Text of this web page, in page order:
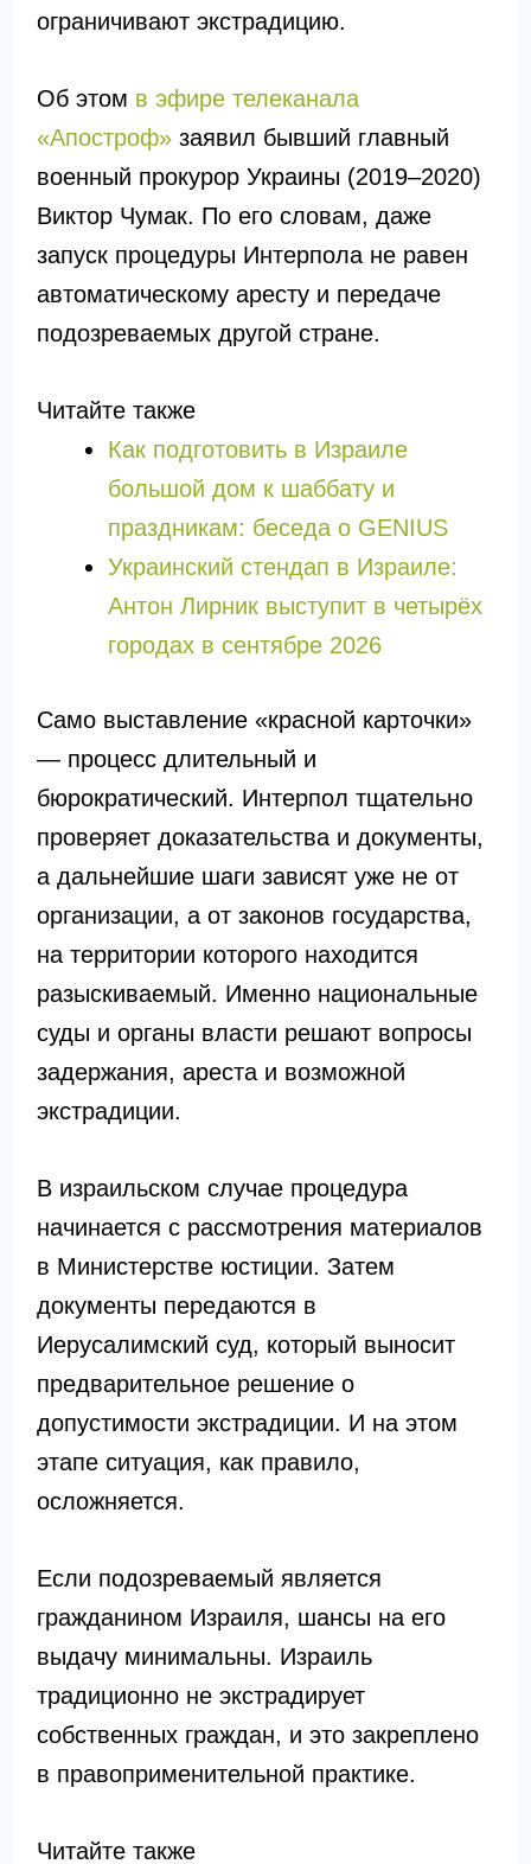
ограничивают экстрадицию.
Об этом в эфире телеканала
«Апостроф»заявил бывший главный
военный прокурор Украины (2019–2020)
Виктор Чумак. По его словам, даже
запуск процедуры Интерпола не равен
автоматическому аресту и передаче
подозреваемых другой стране.
Читайте также
Как подготовить в Израиле
большой дом к шаббату и
праздникам: беседа о GENIUS
Украинский стендап в Израиле:
Антон Лирник выступит в четырёх
городах в сентябре 2026
Само выставление «красной карточки»
— процесс длительный и
бюрократический. Интерпол тщательно
проверяет доказательства и документы,
а дальнейшие шаги зависят уже не от
организации, а от законов государства,
на территории которого находится
разыскиваемый. Именно национальные
суды и органы власти решают вопросы
задержания, ареста и возможной
экстрадиции.
В израильском случае процедура
начинается с рассмотрения материалов
в Министерстве юстиции. Затем
документы передаются в
Иерусалимский суд, который выносит
предварительное решение о
допустимости экстрадиции. И на этом
этапе ситуация, как правило,
осложняется.
Если подозреваемый является
гражданином Израиля, шансы на его
выдачу минимальны. Израиль
традиционно не экстрадирует
собственных граждан, и это закреплено
в правоприменительной практике.
Читайте также